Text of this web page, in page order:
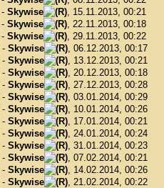
- Skywise
, 15.11.2013, 00:21
- Skywise
, 22.11.2013, 00:18
- Skywise
, 29.11.2013, 00:22
- Skywise
, 06.12.2013, 00:17
- Skywise
, 13.12.2013, 00:21
- Skywise
, 20.12.2013, 00:18
- Skywise
, 27.12.2013, 00:28
- Skywise
, 03.01.2014, 00:29
- Skywise
, 10.01.2014, 00:26
- Skywise
, 17.01.2014, 00:21
- Skywise
, 24.01.2014, 00:24
- Skywise
, 31.01.2014, 00:23
- Skywise
, 07.02.2014, 00:21
- Skywise
, 14.02.2014, 00:26
- Skywise
, 21.02.2014, 00:22